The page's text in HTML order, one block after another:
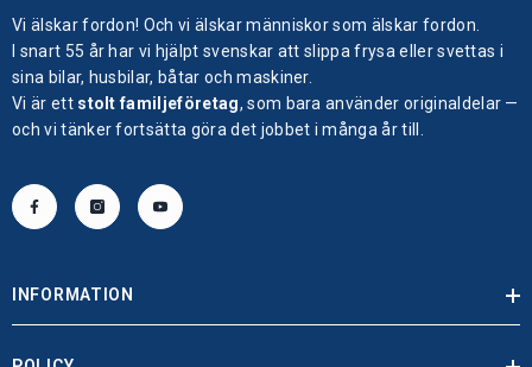
Vi älskar fordon! Och vi älskar människor som älskar fordon.
I snart 55 år har vi hjälpt svenskar att slippa frysa eller svettas i
sina bilar, husbilar, båtar och maskiner.
Vi är ett stolt familjeföretag, som bara använder originaldelar —
och vi tänker fortsätta göra det jobbet i många år till.
INFORMATION